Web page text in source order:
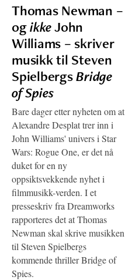
Thomas Newman –
ogikkeJohn
Williams – skriver
musikk til Steven
SpielbergsBridge
of Spies
Bare dager etter nyheten om at
Alexandre Desplat trer inn i
John Williams' univers i Star
Wars: Rogue One, er det nå
duket for en ny
oppsiktsvekkende nyhet i
filmmusikk-verden. I et
presseskriv fra Dreamworks
rapporteres det at Thomas
Newman skal skrive musikken
til Steven Spielbergs
kommende thriller Bridge of
Spies.